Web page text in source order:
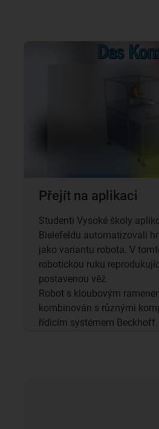
Přejít na aplikaci
Studenti Vysoké školy
Bielefeldu automatizovali
jako variantu robota. V
robotickou ruku
postavenou věž.
Robot s kloubovým
kombinován s různými
řídicím systémem Beckhoff.